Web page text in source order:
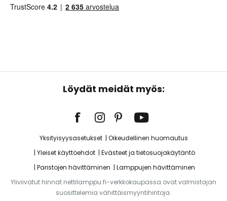
Löydät meidät myös:
Yksityisyysasetukset
Oikeudellinen huomautus
Yleiset käyttöehdot
Evästeet ja tietosuojakäytäntö
Paristojen hävittäminen
Lamppujen hävittäminen
Yliviivatut hinnat nettilamppu.fi-verkkokaupassa ovat valmistajan
suosittelemia vähittäismyyntihintoja.